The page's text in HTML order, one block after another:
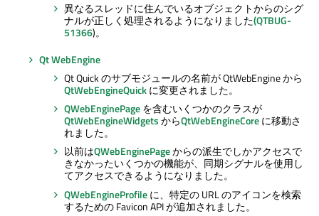
異なるスレッドに住んでいるオブジェクトからのシグ
ナルが正しく処理されるようになりました(QTBUG-
51366)。
Qt WebEngine
Qt Quickのサブモジュールの名前が QtWebEngine から
QtWebEngineQuickに変更されました。
QWebEnginePageを含むいくつかのクラスが
QtWebEngineWidgetsからQtWebEngineCoreに移動さ
れました。
以前はQWebEnginePageからの派生でしかアクセスで
きなかったいくつかの機能が、同期シグナルを使用し
てアクセスできるようになりました。
QWebEngineProfileに、特定の URL のアイコンを検索
するための Favicon API が追加されました。